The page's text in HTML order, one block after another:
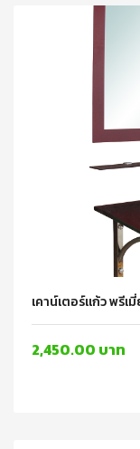
เคาน์เตอร์แก้ว พรี
2,450.00 บาท